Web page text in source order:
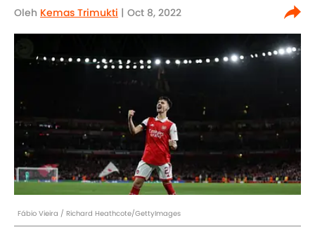
Oleh Kemas Trimukti | Oct 8, 2022
Fábio Vieira / Richard Heathcote/GettyImages